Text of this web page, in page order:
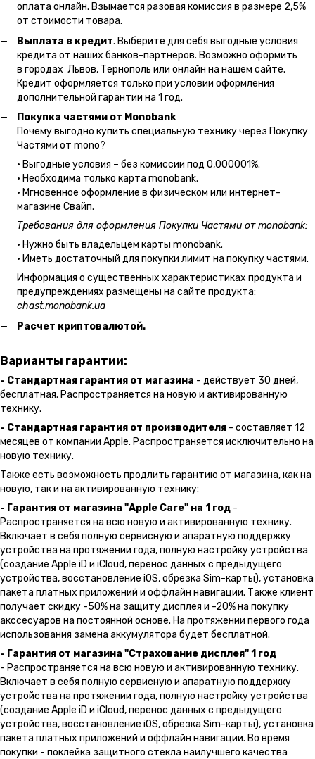
оплата онлайн. Взымается разовая комиссия в размере 2,5%
от стоимости товара.
Выплата в кредит. Выберите для себя выгодные условия
кредита от наших банков-партнёров. Возможно оформить
в городах Львов, Тернополь или онлайн на нашем сайте.
Кредит оформляется только при условии оформления
дополнительной гарантии на 1 год.
Покупка частями от Monobank
Почему выгодно купить специальную технику через Покупку
Частями от mono?
• Выгодные условия – без комиссии под 0,000001%.
• Необходима только карта monobank.
• Мгновенное оформление в физическом или интернет-
магазине Cвайп.
Требования для оформления Покупки Частями от monobank:
• Нужно быть владельцем карты monobank.
• Иметь достаточный для покупки лимит на покупку частями.
Информация о существенных характеристиках продукта и
предупреждениях размещены на сайте продукта:
chast.monobank.ua
Расчет криптовалютой.
Варианты гарантии:
- Стандартная гарантия от магазина - действует 30 дней,
бесплатная. Распространяется на новую и активированную
технику.
- Стандартная гарантия от производителя - составляет 12
месяцев от компании Apple. Распространяется исключительно на
новую технику.
Также есть возможность продлить гарантию от магазина, как на
новую, так и на активированную технику:
- Гарантия от магазина "Apple Care" на 1 год -
Распространяется на всю новую и активированную технику.
Включает в себя полную сервисную и апаратную поддержку
устройства на протяжении года, полную настройку устройства
(создание Apple iD и iCloud, перенос данных с предыдущего
устройства, восстановление iOS, обрезка Sim-карты), установка
пакета платных приложений и оффлайн навигации. Также клиент
получает скидку -50% на защиту дисплея и -20% на покупку
акссесуаров на постоянной основе. На протяжении первого года
использования замена аккумулятора будет бесплатной.
- Гарантия от магазина "Страхование дисплея" 1 год
- Распространяется на всю новую и активированную технику.
Включает в себя полную сервисную и апаратную поддержку
устройства на протяжении года, полную настройку устройства
(создание Apple iD и iCloud, перенос данных с предыдущего
устройства, восстановление iOS, обрезка Sim-карты), установка
пакета платных приложений и оффлайн навигации. Во время
покупки - поклейка защитного стекла наилучшего качества